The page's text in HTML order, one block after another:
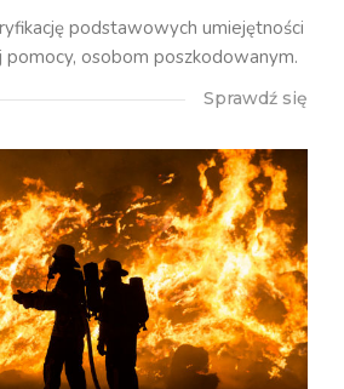
podstawowych umiejętności
pomocy, osobom poszkodowanym.
Sprawdź się